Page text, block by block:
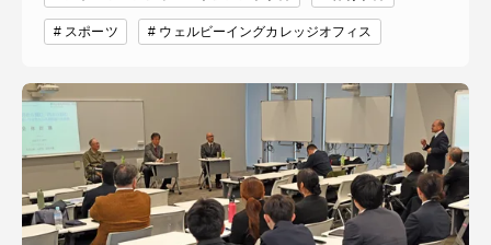
スポーツ ウェルビーイングカレッジオフィス